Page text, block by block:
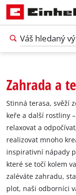
Zahrada a
Stinná terasa, svěží
keře a další rostliny
relaxovat a
realizovat mnoho
inspirativní nápady
které se točí kolem
zaléváte zahradu,
plot, naši odborníci